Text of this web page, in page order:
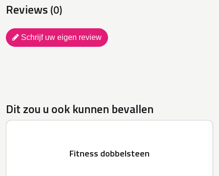
Reviews (0)
Schrijf uw eigen review
Dit zou u ook kunnen bevallen
Fitness dobbelsteen